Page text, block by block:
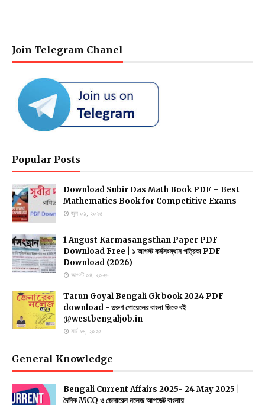
Join Telegram Chanel
Popular Posts
Download Subir Das Math Book PDF – Best
Mathematics Book for Competitive Exams
জুন ০১, ২০২৫
1 August Karmasangsthan Paper PDF
Download Free | ১ আগস্ট কর্মসংস্থান পত্রিকা PDF
Download (2026)
আগস্ট ০৪, ২০২৬
Tarun Goyal Bengali Gk book 2024 PDF
download - তরুণ গোয়েলের বাংলা জিকে বই
@westbengaljob.in
মার্চ ১৬, ২০২৫
General Knowledge
Bengali Current Affairs 2025- 24 May 2025 |
দৈনিক MCQ ও জেনারেল নলেজ আপডেট বাংলায়